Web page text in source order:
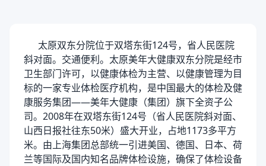
太原双东分院位于双塔东街124号，省人民医院
斜对面。交通便利。太原美年大健康双东分院是经市
卫生部门许可，以健康体检为主营、以健康管理为目
标的一家专业体检医疗机构，是中国最大的体检及健
康服务集团——美年大健康（集团）旗下全资子公
司。2008年在双塔东街124号（省人民医院斜对面、
山西日报社往东50米）盛大开业，占地1173多平方
米。由上海集团总部统一引进美国、德国、日本、荷
兰等国际及国内知名品牌体检设施，确保了体检设备